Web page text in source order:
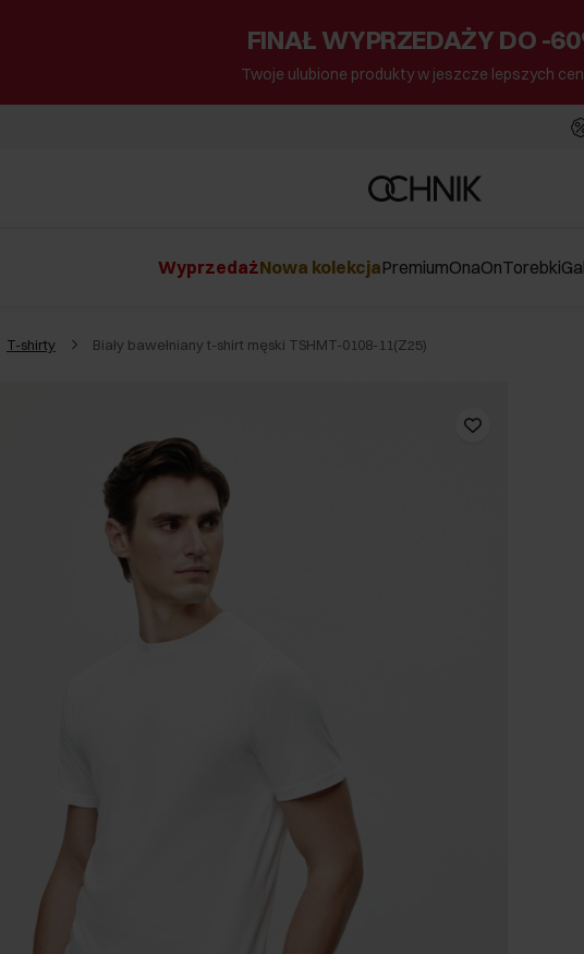
FINAŁ WYPRZEDAŻY DO -
Twoje ulubione produkty w jeszcze lepszych
WyprzedażNowa kolekcjaPremiumOnaOnTorebki
T-shirty Biały bawełniany t-shirt męski TSHMT-0108-11(Z25)